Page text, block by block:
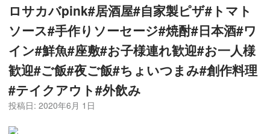
ロサカバpink#居酒屋#自家製ピザ#トマト
ソース#手作りソーセージ#焼酎#日本酒#ワ
イン#鮮魚#座敷#お子様連れ歓迎#お一人様
歓迎#ご飯#夜ご飯#ちょいつまみ#創作料理
#テイクアウト#外飲み
投稿日: 2020年6月 1日